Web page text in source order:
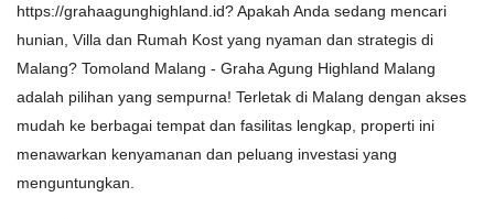
https://grahaagunghighland.id? Apakah Anda sedang mencari
hunian, Villa dan Rumah Kost yang nyaman dan strategis di
Malang? Tomoland Malang - Graha Agung Highland Malang
adalah pilihan yang sempurna! Terletak di Malang dengan akses
mudah ke berbagai tempat dan fasilitas lengkap, properti ini
menawarkan kenyamanan dan peluang investasi yang
menguntungkan.